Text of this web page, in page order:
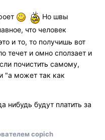
Но швы
что человек
и то, то получишь вот
течет и омно сползает и
почистить самому,
"а может так как
нибудь будут платить за
copich